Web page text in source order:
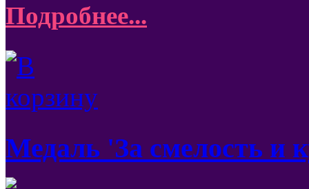
Подробнее...
Медаль 'За смелость и